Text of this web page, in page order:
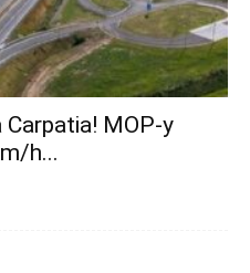
MOP-y
h...